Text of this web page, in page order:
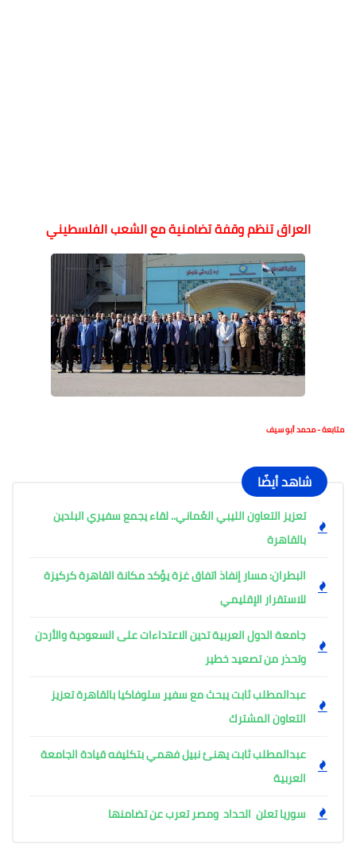
العراق تنظم وقفة تضامنية مع الشعب الفلسطيني
متابعة - محمد أبو سيف
شاهد أيضًا
تعزيز التعاون الليبي العُماني.. لقاء يجمع سفيري البلدين
بالقاهرة
البطران: مسار إنفاذ اتفاق غزة يؤكد مكانة القاهرة كركيزة
للاستقرار الإقليمي
جامعة الدول العربية تدين الاعتداءات على السعودية والأردن
وتحذر من تصعيد خطير
عبدالمطلب ثابت يبحث مع سفير سلوفاكيا بالقاهرة تعزيز
التعاون المشترك
عبدالمطلب ثابت يهنئ نبيل فهمي بتكليفه قيادة الجامعة
العربية
سوريا تعلن الحداد ومصر تعرب عن تضامنها